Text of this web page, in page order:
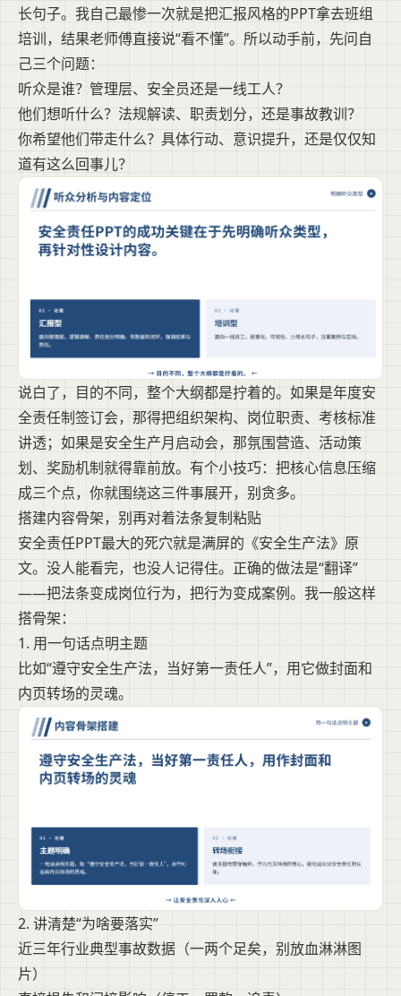
长句子。我自己最惨一次就是把汇报风格的PPT拿去班组
培训，结果老师傅直接说“看不懂”。所以动手前，先问自
己三个问题：
听众是谁？管理层、安全员还是一线工人？
他们想听什么？法规解读、职责划分，还是事故教训？
你希望他们带走什么？具体行动、意识提升，还是仅仅知
道有这么回事儿？
说白了，目的不同，整个大纲都是拧着的。如果是年度安
全责任制签订会，那得把组织架构、岗位职责、考核标准
讲透；如果是安全生产月启动会，那氛围营造、活动策
划、奖励机制就得靠前放。有个小技巧：把核心信息压缩
成三个点，你就围绕这三件事展开，别贪多。
搭建内容骨架，别再对着法条复制粘贴
安全责任PPT最大的死穴就是满屏的《安全生产法》原
文。没人能看完，也没人记得住。正确的做法是“翻译”
——把法条变成岗位行为，把行为变成案例。我一般这样
搭骨架：
1. 用一句话点明主题
比如“遵守安全生产法，当好第一责任人”，用它做封面和
内页转场的灵魂。
2. 讲清楚“为啥要落实”
近三年行业典型事故数据（一两个足矣，别放血淋淋图
片）